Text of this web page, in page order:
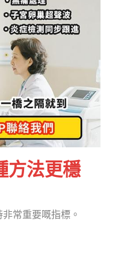
方法更穩
非常重要嘅指標。